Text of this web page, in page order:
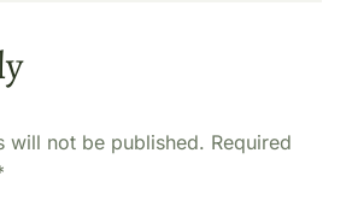
will not be published. Required